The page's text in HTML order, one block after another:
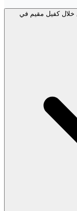
خلال كفيل مقيم في